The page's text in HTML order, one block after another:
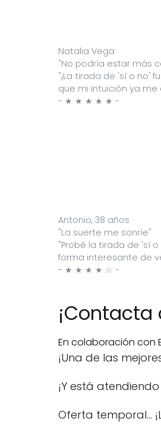
Natalia Vega
"No podría estar más
"¡La tirada de 'sí o no'
que mi intuición ya
- ★ ★ ★ ★ ★ -
Antonio, 38 años
"La suerte me sonríe"
"Probé la tirada de 'sí
forma interesante de
- ★ ★ ★ ★ ☆ -
¡Contacta
En colaboración con
¡Una de las
¡Y está
Oferta temporal…